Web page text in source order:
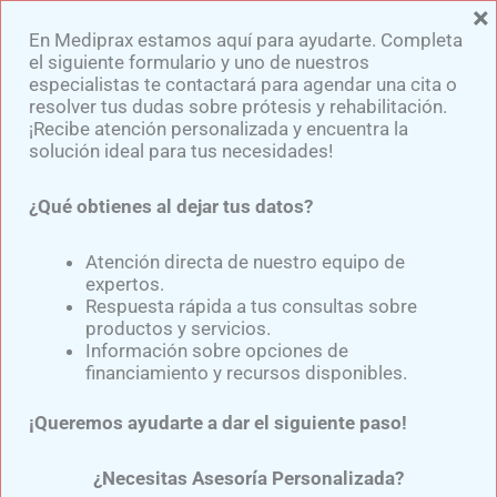
contenido
Casco Corrector Craneal
Para Bebés Con
Plagiocefalia
Samuel Medina/agosto 15, 2024
En Mediprax estamos aquí para ayudarte. Completa
el siguiente formulario y uno de nuestros
especialistas te contactará para agendar una cita o
resolver tus dudas sobre prótesis y rehabilitación.
¡Recibe atención personalizada y encuentra la
solución ideal para tus necesidades!
¿Qué obtienes al dejar tus datos?
Atención directa de nuestro equipo de
expertos.
Respuesta rápida a tus consultas sobre
productos y servicios.
Información sobre opciones de
financiamiento y recursos disponibles.
¡Queremos ayudarte a dar el siguiente paso!
¿Necesitas Asesoría Personalizada?
×